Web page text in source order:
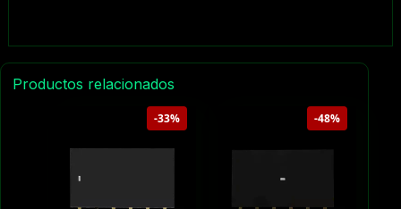
Productos relacionados
-33% -48%